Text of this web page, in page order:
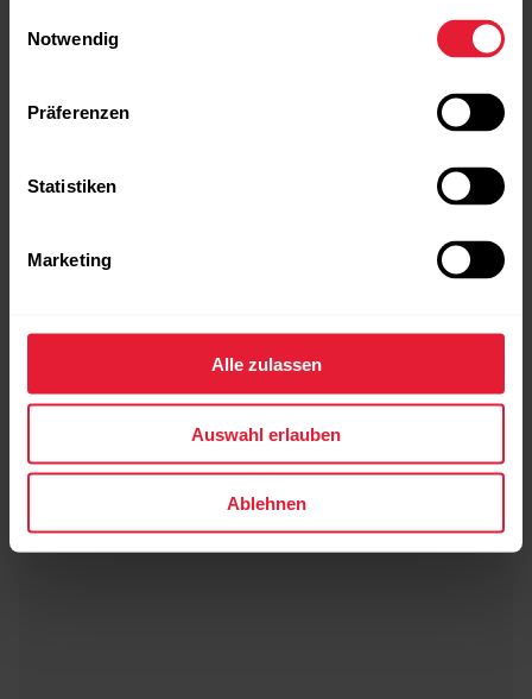
Notwendig
Präferenzen
Statistiken
Marketing
Alle zulassen
Auswahl erlauben
Ablehnen
Polar Vantage V3 CHF 539.90